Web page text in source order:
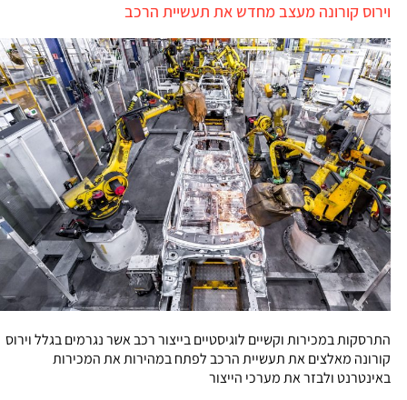
וירוס קורונה מעצב מחדש את תעשיית הרכב
התרסקות במכירות וקשיים לוגיסטיים בייצור רכב אשר נגרמים בגלל וירוס
קורונה מאלצים את תעשיית הרכב לפתח במהירות את המכירות
באינטרנט ולבזר את מערכי הייצור